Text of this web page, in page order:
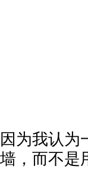
因为我认为
墙，而不是